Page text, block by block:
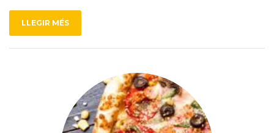
LLEGIR MÉS